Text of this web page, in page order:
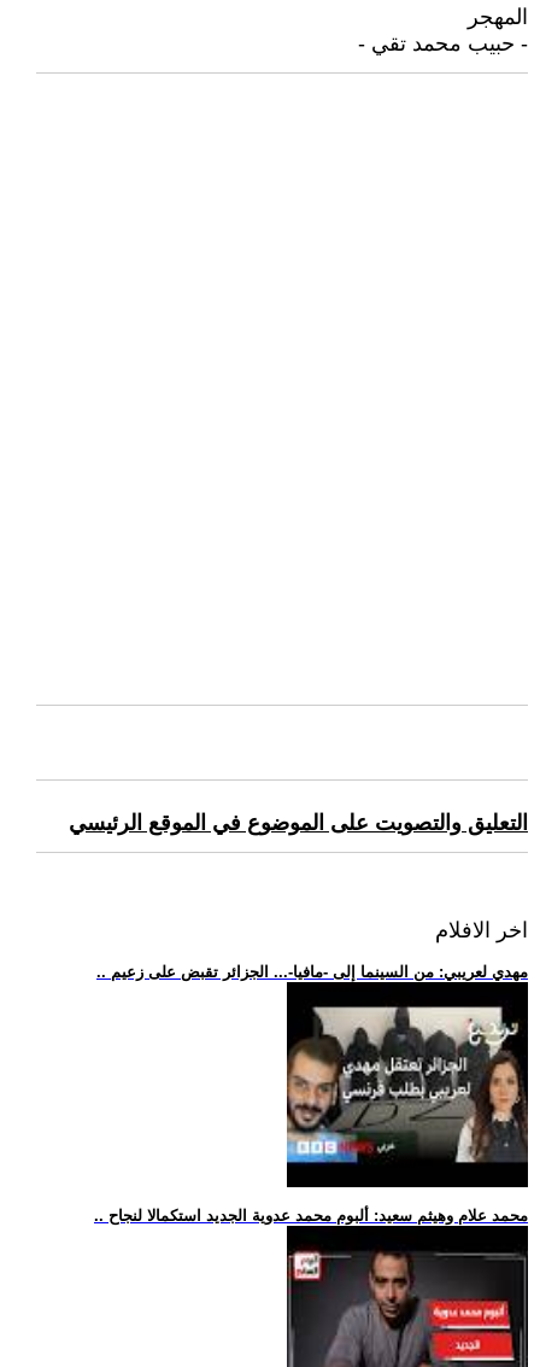
المهجر
- حبيب محمد تقي -
التعليق والتصويت على الموضوع في الموقع الرئيسي
اخر الافلام
.. مهدي لعريبي: من السينما إلى -مافيا-... الجزائر تقبض على زعيم
.. محمد علام وهيثم سعيد: ألبوم محمد عدوية الجديد استكمالا لنجاح